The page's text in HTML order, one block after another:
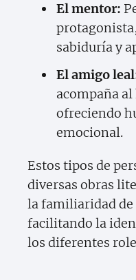
El mentor:
sabiduría y
El amigo
acompaña
ofreciendo
emocional.
Estos tipos de
diversas obras
la familiaridad
facilitando la
los diferentes